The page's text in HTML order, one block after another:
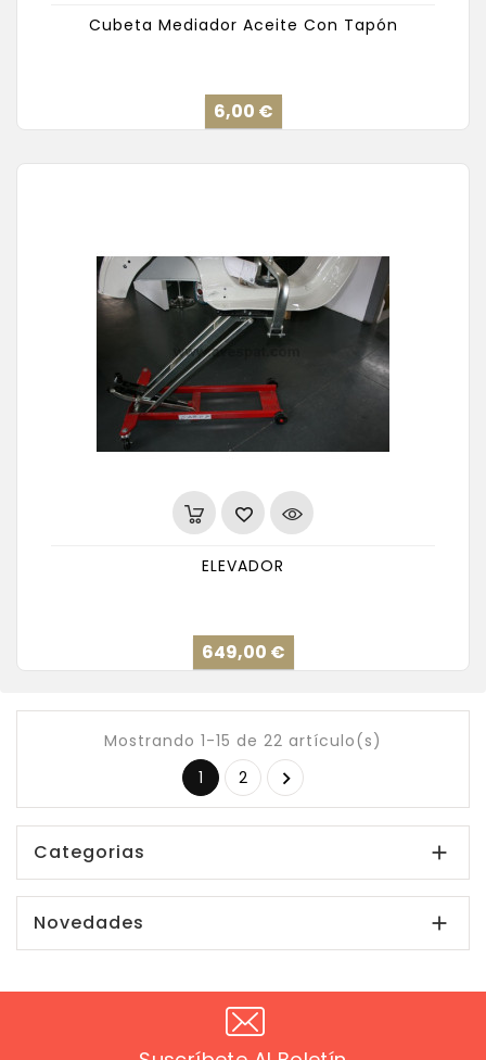
Cubeta Mediador Aceite Con Tapón
6,00 €
ELEVADOR
649,00 €
Mostrando 1-15 de 22 artículo(s)
1
2 
Categorias 
Novedades 